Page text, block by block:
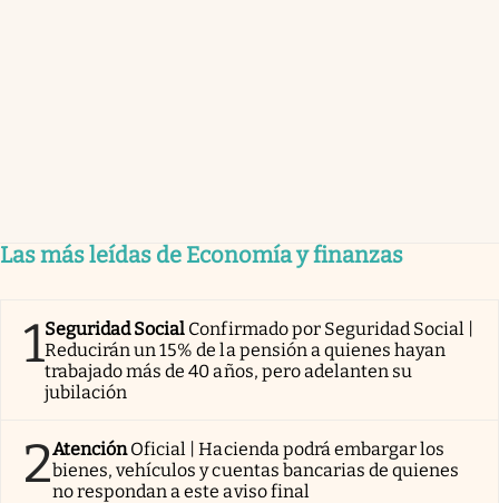
Las más leídas de Economía y finanzas
1Seguridad Social Confirmado por Seguridad Social |
Reducirán un 15% de la pensión a quienes hayan
trabajado más de 40 años, pero adelanten su
jubilación
2AtenciónOficial | Hacienda podrá embargar los
bienes, vehículos y cuentas bancarias de quienes
no respondan a este aviso final